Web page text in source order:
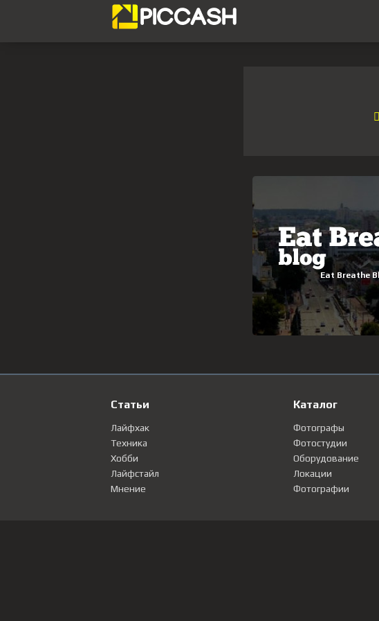
Статьи
Лайфхак
Техника
Хобби
Лайфстайл
Мнение
Каталог
Фотографы
Фотостудии
Оборудование
Локации
Фотографии